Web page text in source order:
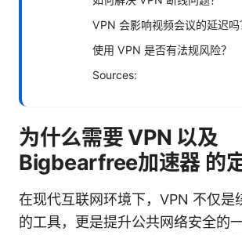
VPN 会影响视频会议的延迟吗
使用 VPN 是否有法规风险？
Sources:
为什么需要 VPN 以及
Bigbearfree加速器 的
在现代互联网环境下，VPN 不仅是
的工具，更是提升公共网络安全的